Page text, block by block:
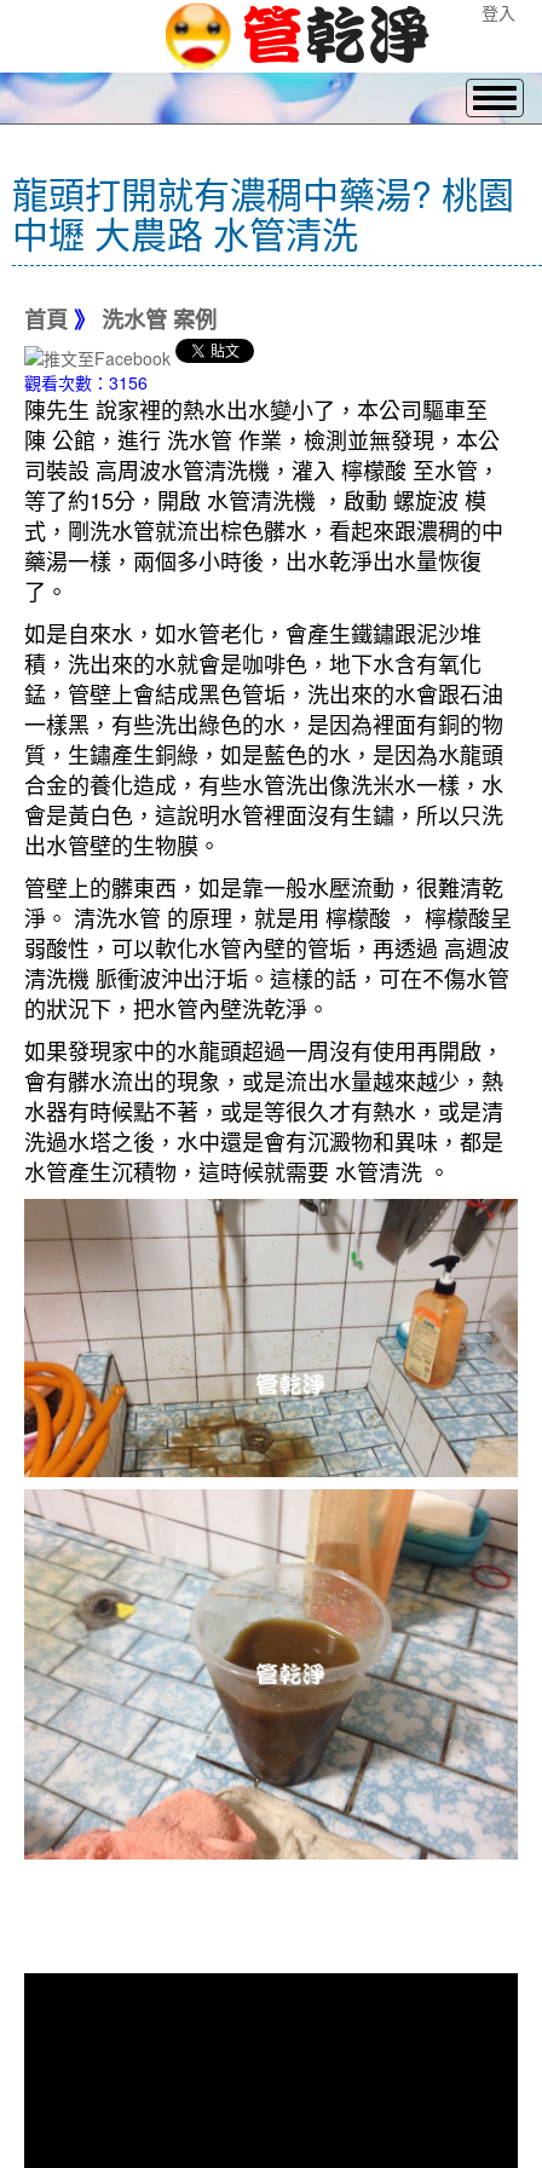
登入
龍頭打開就有濃稠中藥湯? 桃園
中壢 大農路 水管清洗
首頁 》 洗水管 案例
觀看次數：3156
陳先生 說家裡的熱水出水變小了，本公司驅車至
陳 公館，進行 洗水管 作業，檢測並無發現，本公
司裝設 高周波水管清洗機，灌入 檸檬酸 至水管，
等了約15分，開啟 水管清洗機 ，啟動 螺旋波 模
式，剛洗水管就流出棕色髒水，看起來跟濃稠的中
藥湯一樣，兩個多小時後，出水乾淨出水量恢復
了。
如是自來水，如水管老化，會產生鐵鏽跟泥沙堆
積，洗出來的水就會是咖啡色，地下水含有氧化
錳，管壁上會結成黑色管垢，洗出來的水會跟石油
一樣黑，有些洗出綠色的水，是因為裡面有銅的物
質，生鏽產生銅綠，如是藍色的水，是因為水龍頭
合金的養化造成，有些水管洗出像洗米水一樣，水
會是黃白色，這說明水管裡面沒有生鏽，所以只洗
出水管壁的生物膜。
管壁上的髒東西，如是靠一般水壓流動，很難清乾
淨。 清洗水管 的原理，就是用 檸檬酸 ， 檸檬酸呈
弱酸性，可以軟化水管內壁的管垢，再透過 高週波
清洗機 脈衝波沖出汙垢。這樣的話，可在不傷水管
的狀況下，把水管內壁洗乾淨。
如果發現家中的水龍頭超過一周沒有使用再開啟，
會有髒水流出的現象，或是流出水量越來越少，熱
水器有時候點不著，或是等很久才有熱水，或是清
洗過水塔之後，水中還是會有沉澱物和異味，都是
水管產生沉積物，這時候就需要 水管清洗 。